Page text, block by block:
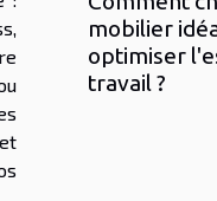
mobilier
optimiser
travail ?